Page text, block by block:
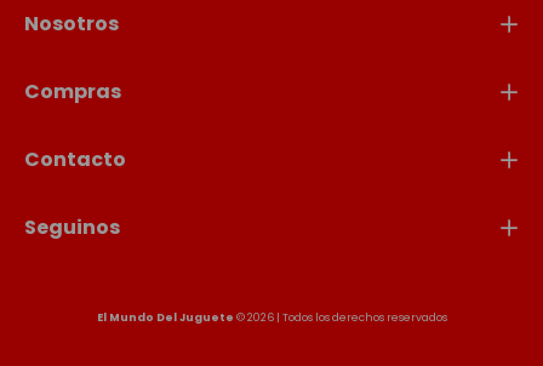
Nosotros
Compras
Contacto
Seguinos
El Mundo Del Juguete © 2026 | Todos los derechos reservados